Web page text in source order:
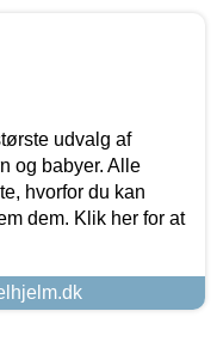
udvalg af
og babyer. Alle
hvorfor du kan
dem. Klik her for at